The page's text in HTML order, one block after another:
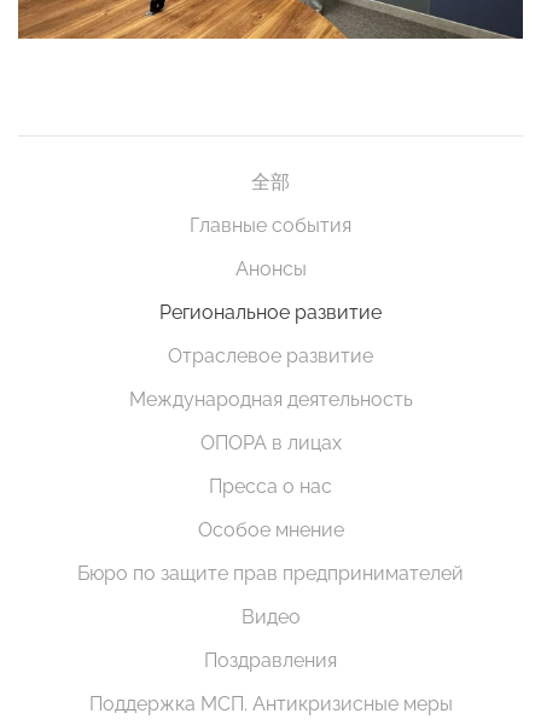
全部
Главные события
Анонсы
Региональное развитие
Отраслевое развитие
Международная деятельность
ОПОРА в лицах
Пресса о нас
Особое мнение
Бюро по защите прав предпринимателей
Видео
Поздравления
Поддержка МСП. Антикризисные меры